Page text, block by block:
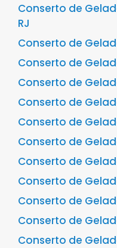
Conserto de
RJ
Conserto de
Conserto de
Conserto de
Conserto de
Conserto de
Conserto de
Conserto de
Conserto de
Conserto de
Conserto de
Conserto de